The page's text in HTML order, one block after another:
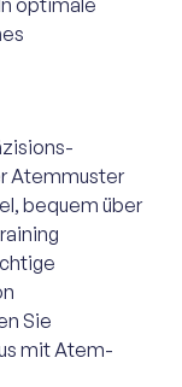
optimale
Atemmuster
bequem über
Sie
mit Atem-